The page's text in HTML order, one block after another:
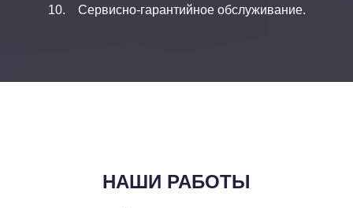
Сервисно-гарантийное обслуживание.
НАШИ РАБОТЫ